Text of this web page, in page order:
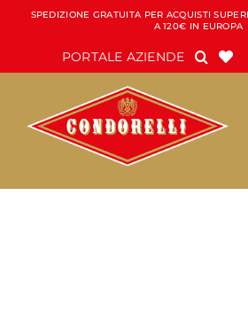
Salta
contenuto
SPEDIZIONE GRATUITA PER ACQUISTI
A 120€ IN EUROPA
PORTALE AZIENDE